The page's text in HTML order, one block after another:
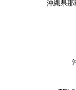
沖縄県那